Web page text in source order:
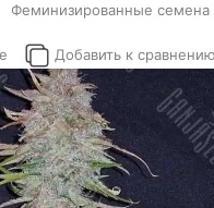
Феминизированные семена
Добавить к сравнению